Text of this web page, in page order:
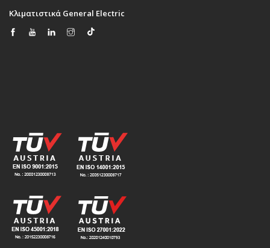
Κλιματιστικά General Electric